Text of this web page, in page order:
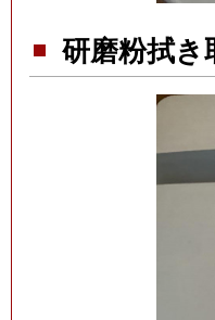
研磨粉拭き